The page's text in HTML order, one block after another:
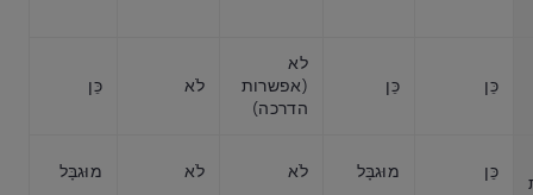
כֵּן כֵּן
לא
(אפשרות
הדרכה)
לֹא כֵּן
כֵּן מוּגבָּל לֹא לֹא מוּגבָּל